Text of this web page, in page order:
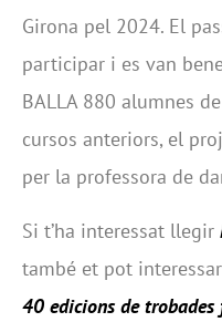
Girona pel 2024. El
participar i es van
BALLA 880 alumnes
cursos anteriors, el
per la professora de
Si t’ha interessat llegir
també et pot
40 edicions de trobades